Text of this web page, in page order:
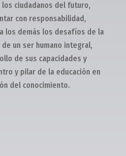
los ciudadanos del futuro,
con responsabilidad,
los demás los desafíos de la
un ser humano integral,
de sus capacidades y
y pilar de la educación en
del conocimiento.